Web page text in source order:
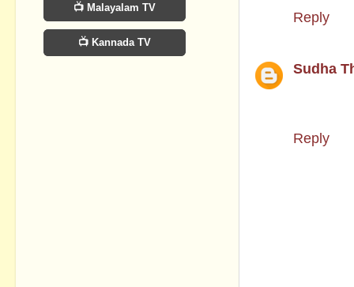
Reply
Sudha
Reply
📺 Malayalam TV
📺 Kannada TV